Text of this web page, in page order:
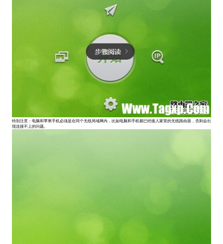
特别注意：电脑和苹果手机必须是在同个无线局域网内，比如电脑和手机都已经接入家里的无线路由器，否则会出
现连接不上的问题。